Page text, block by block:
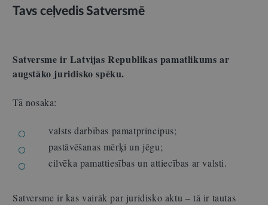
Tavs ceļvedis Satversmē
Satversme ir Latvijas Republikas pamatlikums ar
augstāko juridisko spēku.
Tā nosaka:
valsts darbības pamatprincipus;
pastāvēšanas mērķi un jēgu;
cilvēka pamattiesības un attiecības ar valsti.
Satversme ir kas vairāk par juridisko aktu – tā ir tautas